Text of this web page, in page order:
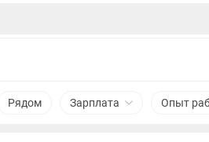
Рядом Зарплата Опыт